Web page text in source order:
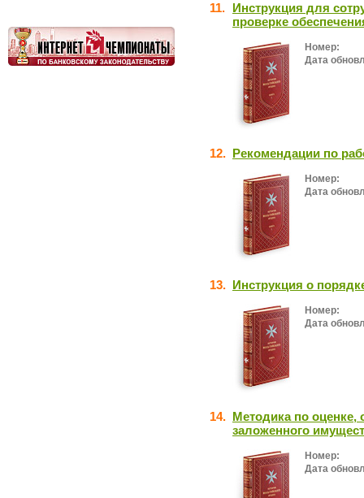
11. Инструкция для
проверке
Номер:
Дата
12. Рекомендации по
Номер:
Дата
13. Инструкция о
Номер:
Дата
14. Методика по
заложенного
Номер:
Дата